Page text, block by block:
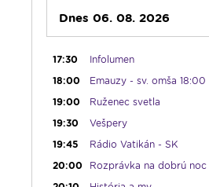
Dnes 06. 08. 2026
13:00
Lumenfórum - štvrtok
17:05
Hudobná bodka s Dianou
17:30
Infolumen
18:00
Emauzy - sv. omša 18:00
19:00
Ruženec svetla
19:30
Vešpery
19:45
Rádio Vatikán - SK
20:00
Rozprávka na dobrú noc